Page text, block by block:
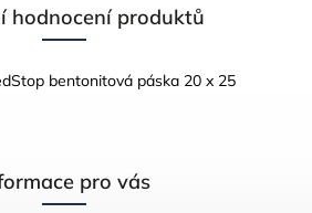
hodnocení produktů
bentonitová páska 20 x 25
pro vás